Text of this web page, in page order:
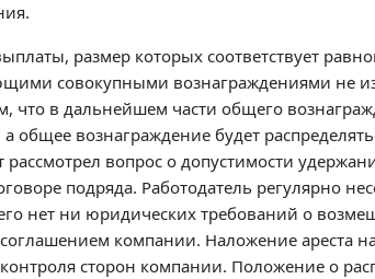
размер которых соответствует
совокупными вознаграждениями не
в дальнейшем части общего
общее вознаграждение будет
вопрос о допустимости
подряда. Работодатель регулярно
нет ни юридических требований о
компании. Наложение ареста
сторон компании. Положение о